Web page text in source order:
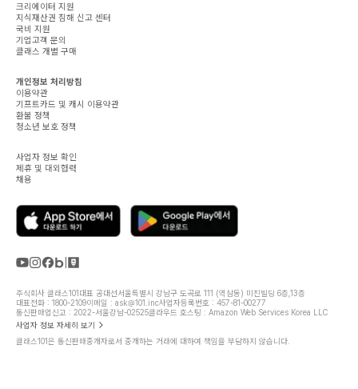
크리에이터 지원
지식재산권 침해 신고 센터
국비 지원
기업고객 문의
클래스 개별 구매
개인정보 처리방침
이용약관
기프트카드 및 캐시 이용약관
환불 정책
청소년 보호 정책
사업자 정보 확인
제휴 및 대외협력
채용
주식회사 클래스101대표 공대선서울특별시 강남구 도곡로 111 (역삼동) 미진빌딩 6층,13층
대표전화 : 1800-2109이메일 : ask@101.inc사업자등록번호 : 457-81-00277
통신판매업신고 : 2022-서울강남-02525클라우드 호스팅 : Amazon Web Services Korea LLC
사업자 정보 자세히 보기
클래스101은 통신판매중개자로서 중개하는 거래에 대하여 책임을 부담하지 않습니다.